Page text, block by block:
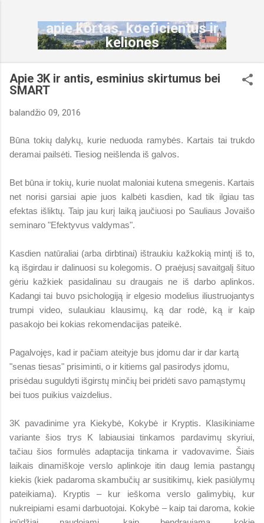
apie kortas, koeficientus ir
keliones
Apie 3K ir antis, esminius skirtumus bei
SMART
balandžio 09, 2016
Būna tokių dalykų, kurie neduoda ramybės. Kartais tai trukdo
deramai pailsėti. Tiesiog neišlenda iš galvos.
Bet būna ir tokių, kurie nuolat maloniai kutena smegenis. Kartais
net norisi garsiai apie juos kalbėti kasdien, kad tik ilgiau tas
efektas išliktų. Taip jau kurį laiką jaučiuosi po Sauliaus Jovaišo
seminaro "Efektyvus valdymas".
Kasdien natūraliai (arba dirbtinai) ištraukiu kažkokią mintį iš to,
ką išgirdau ir dalinuosi su kolegomis. O praėjusį savaitgalį šituo
gėriu kažkiek pasidalinau su draugais ne iš darbo aplinkos.
Kadangi tai buvo psichologiją ir elgesio modelius iliustruojantys
trumpi video, sulaukiau klausimų, ką dar rodė, ką ir kaip
pasakojo bei kokias rekomendacijas pateikė.
Pagalvojęs, kad ir pačiam ateityje bus įdomu dar ir dar kartą
"senas tiesas" prisiminti, o ir kitiems gal pasirodys įdomu,
prisėdau suguldyti išgirstų minčių bei pridėti savo pamąstymų
bei tuos puikius vaizdelius.
3K pavadinime yra Kiekybė, Kokybė ir Kryptis. Klasikiniame
variante šios trys K labiausiai tinkamos pardavimų skyriui,
tačiau šios formulės adaptacija tinkama ir vadovavime. Šiais
laikais dinamiškoje verslo aplinkoje itin daug lemia pastangų
kiekis (kiek padaroma skambučių ar susitikimų, kiek pasiūlymų
pateikiama). Kryptis – kur ieškoma verslo galimybių, kur
nukreipiami esami darbuotojai. Kokybė – kaip tai daroma, kokie